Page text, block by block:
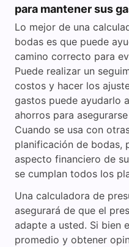
para mantener sus
Lo mejor de una
bodas es que puede
camino correcto para
Puede realizar un
costos y hacer los
gastos puede ayudarlo
ahorros para
Cuando se usa con
planificación de bodas,
aspecto financiero de
se cumplan todos los
Una calculadora de
asegurará de que el
adapte a usted. Si bien
promedio y obtener